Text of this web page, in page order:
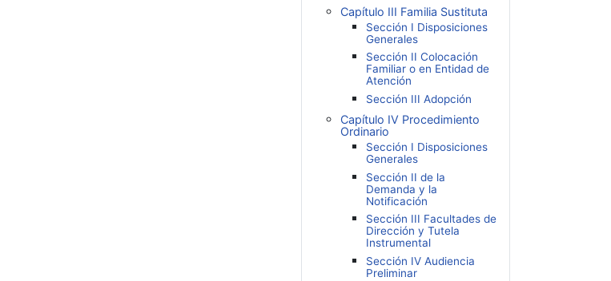
Capítulo III Familia Sustituta
Sección I Disposiciones
Generales
Sección II Colocación
Familiar o en Entidad de
Atención
Sección III Adopción
Capítulo IV Procedimiento
Ordinario
Sección I Disposiciones
Generales
Sección II de la
Demanda y la
Notificación
Sección III Facultades de
Dirección y Tutela
Instrumental
Sección IV Audiencia
Preliminar